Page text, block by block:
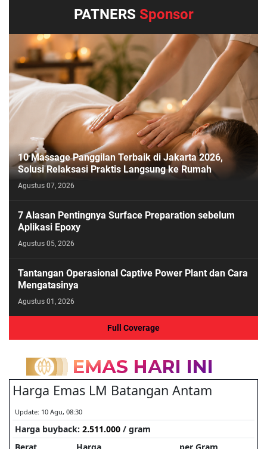
PATNERS Sponsor
10 Massage Panggilan Terbaik di Jakarta 2026,
Solusi Relaksasi Praktis Langsung ke Rumah
Agustus 07, 2026
7 Alasan Pentingnya Surface Preparation sebelum
Aplikasi Epoxy
Agustus 05, 2026
Tantangan Operasional Captive Power Plant dan Cara
Mengatasinya
Agustus 01, 2026
Full Coverage